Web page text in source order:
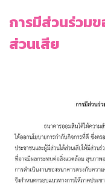
การมีส่วนร่วม
ส่วนเสีย